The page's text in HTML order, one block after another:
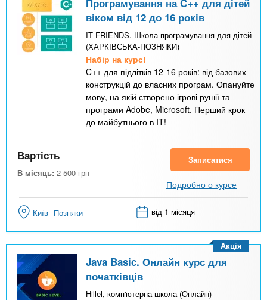
Програмування на C++ для дітей
віком від 12 до 16 років
IT FRIENDS. Школа програмування для дітей
(ХАРКІВСЬКА-ПОЗНЯКИ)
Набір на курс!
C++ для підлітків 12-16 років: від базових
конструкцій до власних програм. Опануйте
мову, на якій створено ігрові рушії та
програми Adobe, Microsoft. Перший крок
до майбутнього в IT!
Вартість
В місяць: 2 500 грн
Записатися
Подробно о курсе
Київ Позняки від 1 місяця
Java Basic. Онлайн курс для
початківців
Hillel, комп'ютерна школа (Онлайн)
Акція